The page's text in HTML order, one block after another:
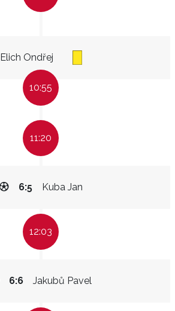
Elich Ondřej
10:55
11:20
Kuba Jan
6:5
12:03
Jakubů Pavel
6:6